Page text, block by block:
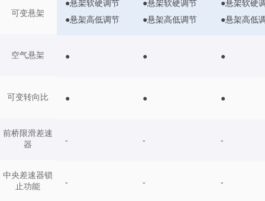
可变悬架
空气悬架
可变转向比
前桥限滑差速
器
中央差速器锁
止功能
●悬架软硬调节
●悬架高低调节
●悬架软硬调节
●悬架高低调节
●悬架软硬
●悬架高低
● ● ●
● ● ●
- - -
- - -